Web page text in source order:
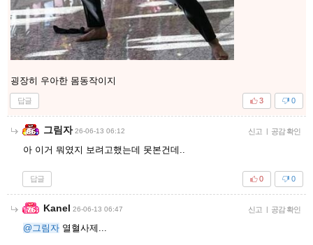
굉장히 우아한 몸동작이지
답글 0
3
그림자 26-06-13 06:12 신고 | 공감 확인
아 이거 뭐였지 보려고했는데 못본건데..
답글 0
0
Kanel 26-06-13 06:47 신고 | 공감 확인
@그림자 열혈사제...